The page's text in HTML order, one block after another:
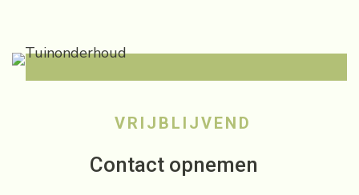
VRIJBLIJVEND
Contact opnemen